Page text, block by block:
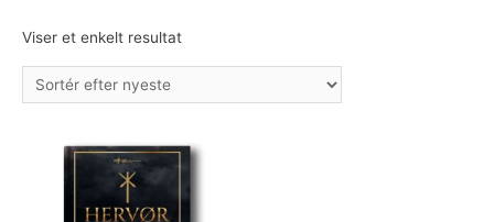
Viser et enkelt resultat